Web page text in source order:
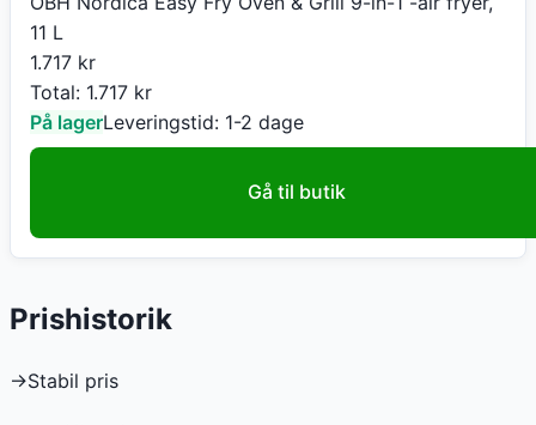
11 L
1.717 kr
Total: 1.717 kr
På lagerLeveringstid: 1-2 dage
Gå til butik
Prishistorik
→Stabil pris